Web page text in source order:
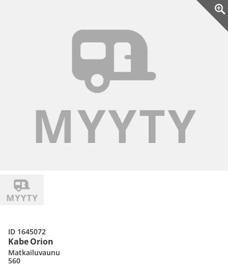
Kabe Orion
Matkailuvaunu
560
ID 1645072